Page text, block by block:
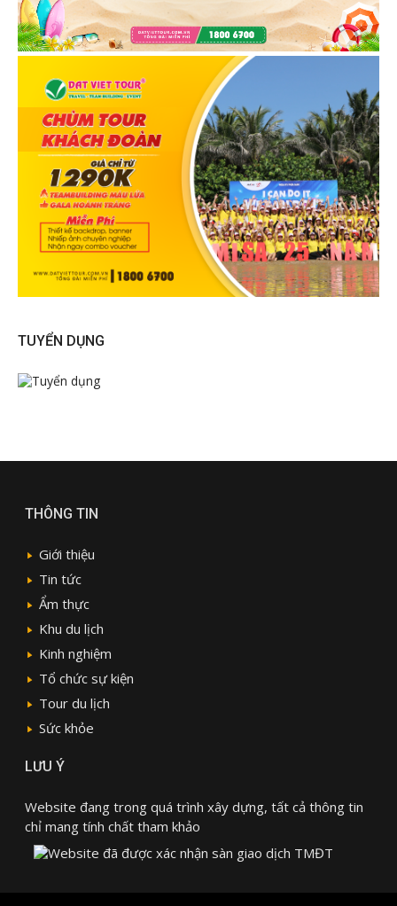
TUYỂN DỤNG
THÔNG TIN
Giới thiệu
Tin tức
Ẩm thực
Khu du lịch
Kinh nghiệm
Tổ chức sự kiện
Tour du lịch
Sức khỏe
LƯU Ý
Website đang trong quá trình xây dựng, tất cả thông tin
chỉ mang tính chất tham khảo